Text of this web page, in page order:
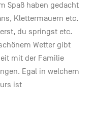
Spaß haben gedacht
Klettermauern etc.
du springst etc.
Wetter gibt
mit der Familie
Egal in welchem
ist